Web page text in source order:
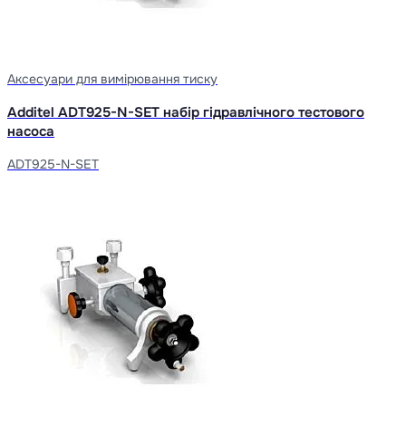
Аксесуари для вимірювання тиску
Additel ADT925-N-SET набір гідравлічного тестового
насоса
ADT925-N-SET